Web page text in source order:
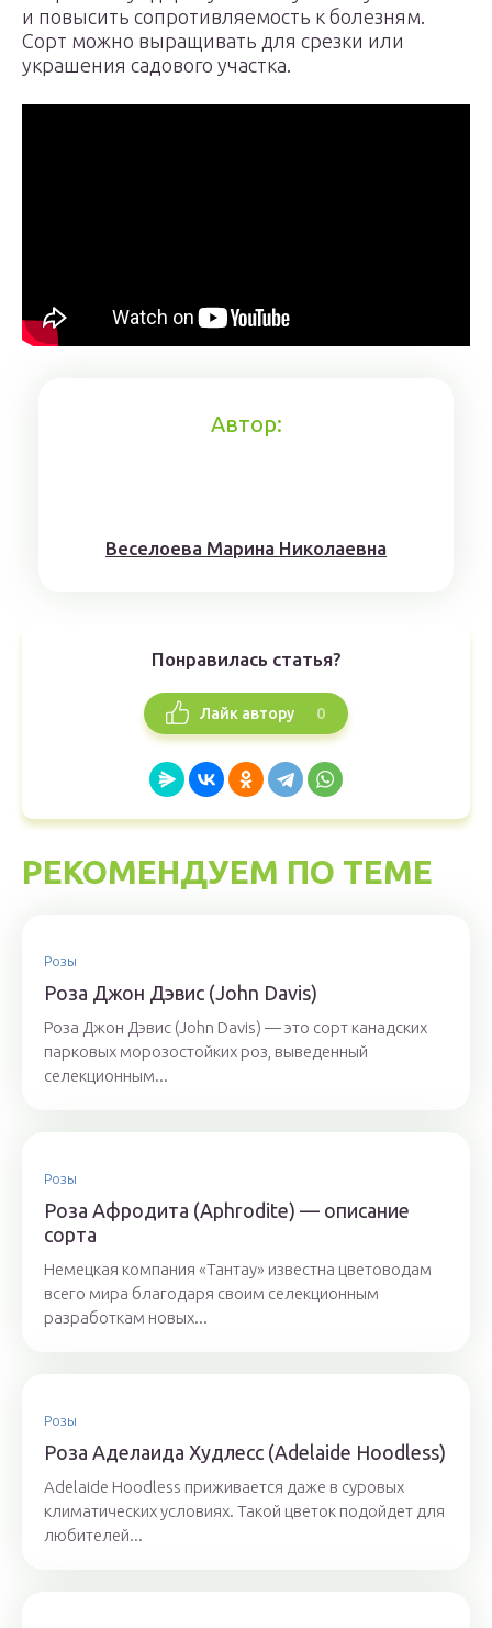
и повысить сопротивляемость к болезням.
Сорт можно выращивать для срезки или
украшения садового участка.
Автор:
Веселоева Марина Николаевна
Понравилась статья?
Лайк автору 0
РЕКОМЕНДУЕМ ПО ТЕМЕ
Розы
Роза Джон Дэвис (John Davis)
Роза Джон Дэвис (John Davis) — это сорт канадских
парковых морозостойких роз, выведенный
селекционным...
Розы
Роза Афродита (Aphrodite) — описание
сорта
Немецкая компания «Тантау» известна цветоводам
всего мира благодаря своим селекционным
разработкам новых...
Розы
Роза Аделаида Худлесс (Adelaide Hoodless)
Adelaide Hoodless приживается даже в суровых
климатических условиях. Такой цветок подойдет для
любителей...